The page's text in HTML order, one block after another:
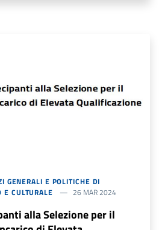
GENERALI E POLITICHE DI
E CULTURALE
26 MAR 2024
alla Selezione per il